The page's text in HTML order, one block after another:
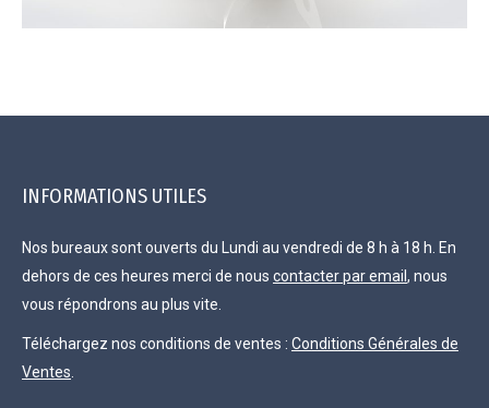
INFORMATIONS UTILES
Nos bureaux sont ouverts du Lundi au vendredi de 8 h à 18 h. En
dehors de ces heures merci de nous contacter par email , nous
vous répondrons au plus vite.
Téléchargez nos conditions de ventes : Conditions Générales de
Ventes